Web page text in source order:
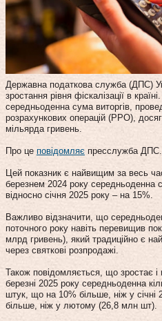
Державна податкова служба (ДПС)
зростання рівня фіскалізації в
середньоденна сума виторгів,
розрахункових операцій (РРО),
мільярда гривень.
Про це повідомляє пресслужба ДПС.
Цей показник є найвищим за весь
березнем 2024 року середньоденна
відносно січня 2025 року – на 15%.
Важливо відзначити, що
поточного року навіть перевищив
млрд гривень), який традиційно є
через святкові розпродажі.
Також повідомляється, що зростає і
березні 2025 року середньоденна
штук, що на 10% більше, ніж у
більше, ніж у лютому (26,8 млн шт).